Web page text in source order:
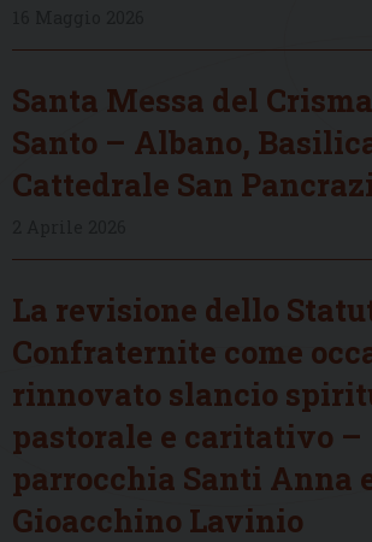
Santa Messa del
Santo – Albano,
Cattedrale San
La revisione dello
Confraternite come
rinnovato slancio
pastorale e caritativo –
parrocchia Santi Anna
Gioacchino Lavinio